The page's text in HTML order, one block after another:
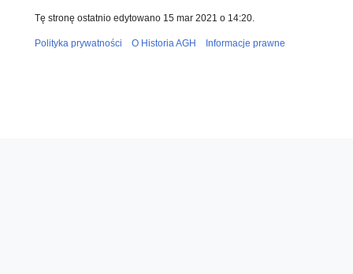
Tę stronę ostatnio edytowano 15 mar 2021 o 14:20.
Polityka prywatności O Historia AGH Informacje prawne